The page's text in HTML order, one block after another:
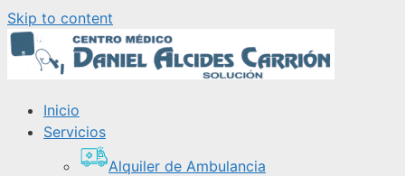
Skip to content
Inicio
Servicios
Alquiler de Ambulancia